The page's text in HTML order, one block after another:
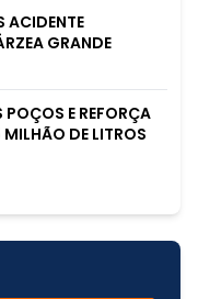
ACIDENTE
GRANDE
E REFORÇA
DE LITROS